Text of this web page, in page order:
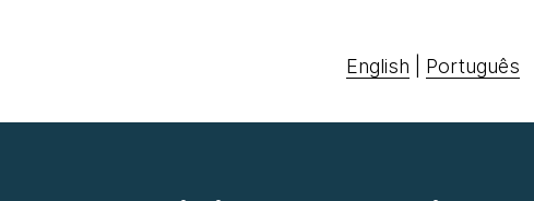
English Português